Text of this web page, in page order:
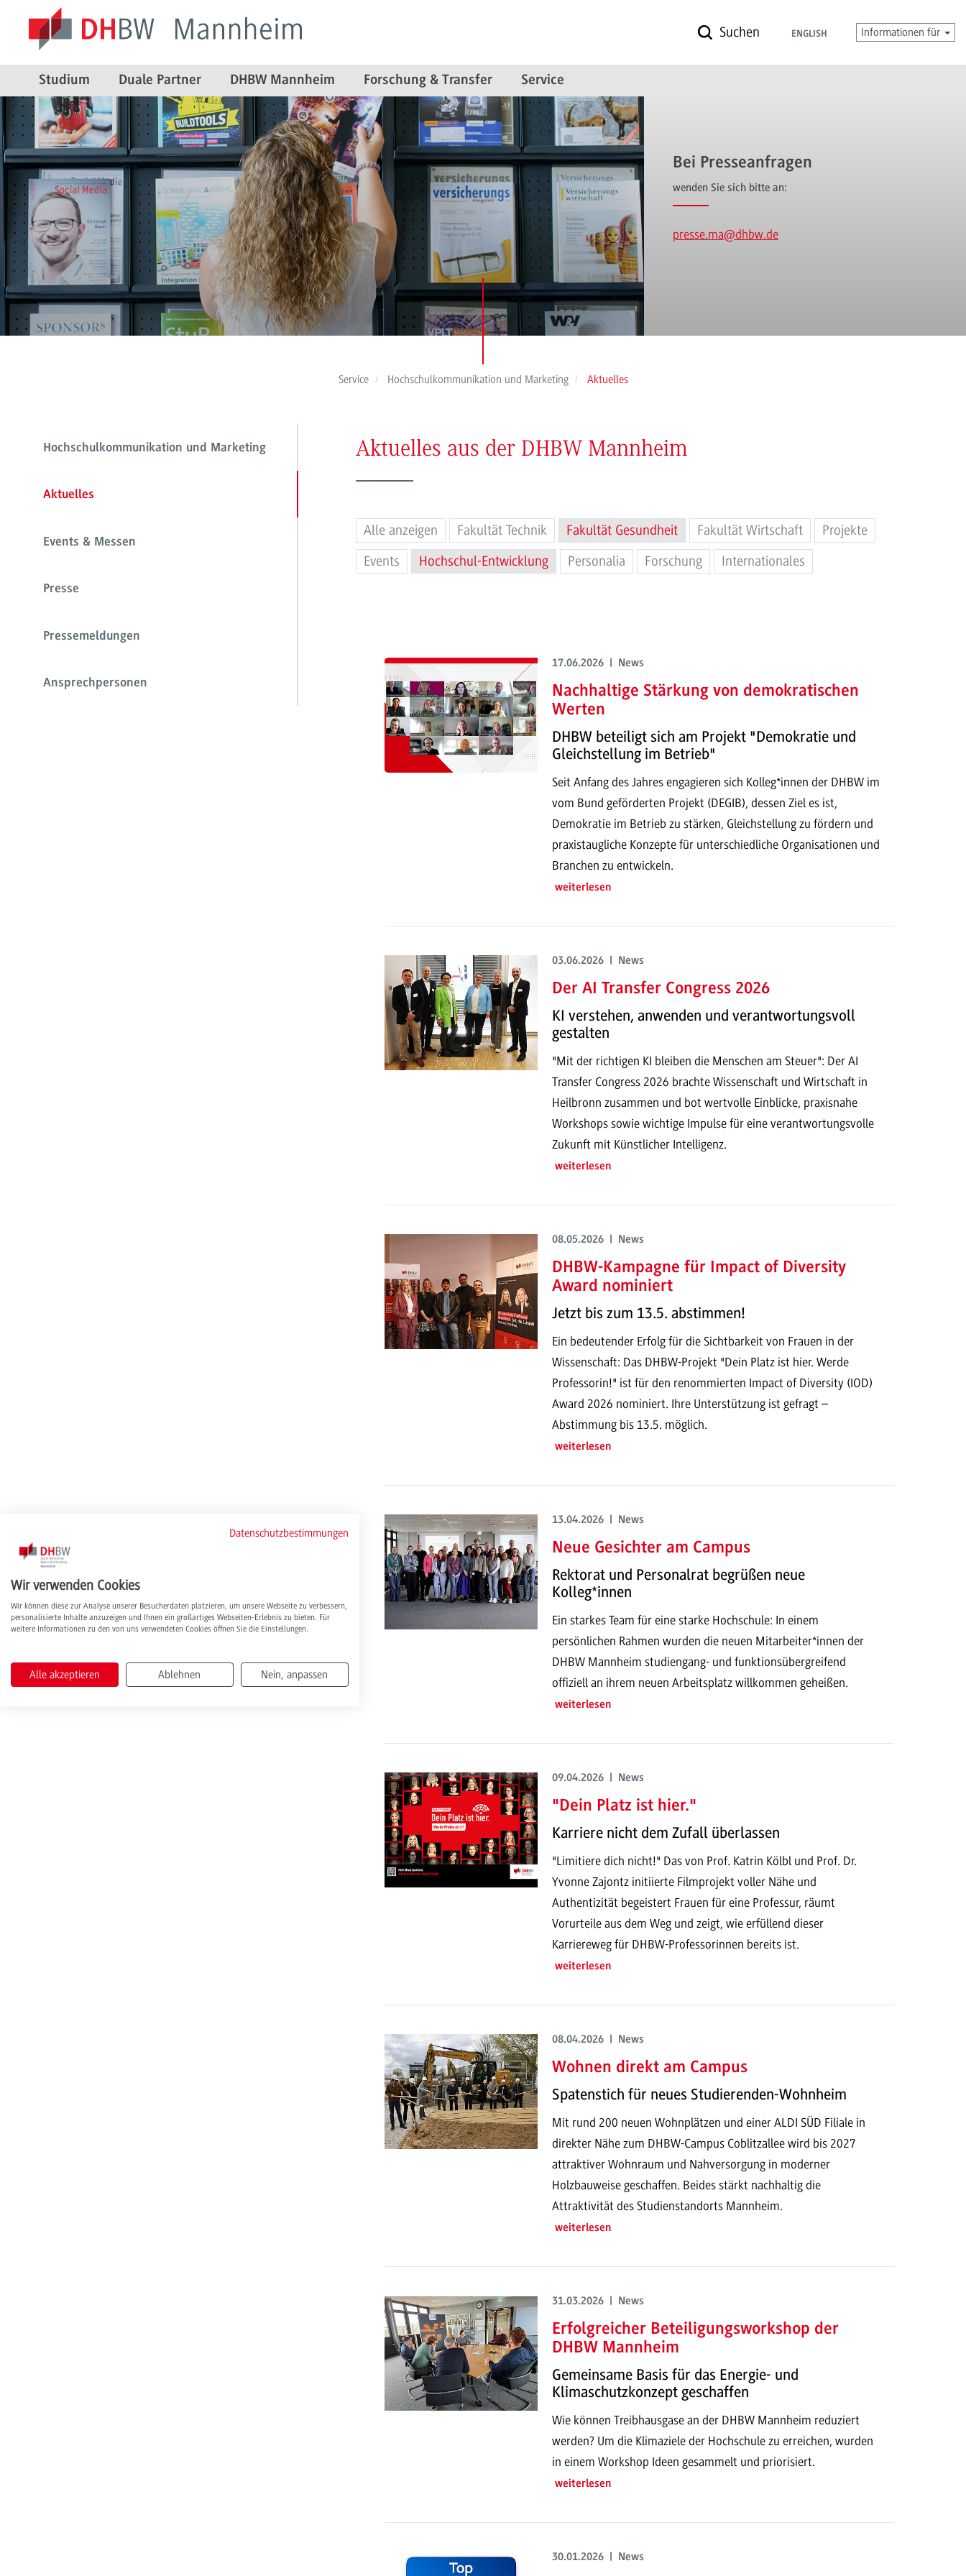
Suchen ENGLISH Informationen für
Studium Duale Partner DHBW Mannheim Forschung & Transfer Service
Bei Presseanfragen
wenden Sie sich bitte an:
presse.ma@dhbw.de
Service Hochschulkommunikation und Marketing Aktuelles
Hochschulkommunikation und Marketing
Aktuelles
Events & Messen
Presse
Pressemeldungen
Ansprechpersonen
Aktuelles aus der DHBW Mannheim
Alle anzeigen Fakultät Technik Fakultät Gesundheit Fakultät Wirtschaft
Projekte
Events
Hochschul-Entwicklung Personalia Forschung Internationales
17.06.2026 | News
Nachhaltige Stärkung von demokratischen
Werten
DHBW beteiligt sich am Projekt "Demokratie und
Gleichstellung im Betrieb"
Seit Anfang des Jahres engagieren sich Kolleg*innen der DHBW im
vom Bund geförderten Projekt (DEGIB), dessen Ziel es ist,
Demokratie im Betrieb zu stärken, Gleichstellung zu fördern und
praxistaugliche Konzepte für unterschiedliche Organisationen und
Branchen zu entwickeln.
weiterlesen
03.06.2026 | News
Der AI Transfer Congress 2026
KI verstehen, anwenden und verantwortungsvoll
gestalten
"Mit der richtigen KI bleiben die Menschen am Steuer": Der AI
Transfer Congress 2026 brachte Wissenschaft und Wirtschaft in
Heilbronn zusammen und bot wertvolle Einblicke, praxisnahe
Workshops sowie wichtige Impulse für eine verantwortungsvolle
Zukunft mit Künstlicher Intelligenz.
weiterlesen
08.05.2026 | News
DHBW-Kampagne für Impact of Diversity
Award nominiert
Jetzt bis zum 13.5. abstimmen!
Ein bedeutender Erfolg für die Sichtbarkeit von Frauen in der
Wissenschaft: Das DHBW-Projekt "Dein Platz ist hier. Werde
Professorin!" ist für den renommierten Impact of Diversity (IOD)
Award 2026 nominiert. Ihre Unterstützung ist gefragt –
Abstimmung bis 13.5. möglich.
weiterlesen
13.04.2026 | News
Neue Gesichter am Campus
Rektorat und Personalrat begrüßen neue
Kolleg*innen
Ein starkes Team für eine starke Hochschule: In einem
persönlichen Rahmen wurden die neuen Mitarbeiter*innen der
DHBW Mannheim studiengang- und funktionsübergreifend
offiziell an ihrem neuen Arbeitsplatz willkommen geheißen.
weiterlesen
09.04.2026 | News
"Dein Platz ist hier."
Karriere nicht dem Zufall überlassen
"Limitiere dich nicht!" Das von Prof. Katrin Kölbl und Prof. Dr.
Yvonne Zajontz initiierte Filmprojekt voller Nähe und
Authentizität begeistert Frauen für eine Professur, räumt
Vorurteile aus dem Weg und zeigt, wie erfüllend dieser
Karriereweg für DHBW-Professorinnen bereits ist.
weiterlesen
08.04.2026 | News
Wohnen direkt am Campus
Spatenstich für neues Studierenden-Wohnheim
Mit rund 200 neuen Wohnplätzen und einer ALDI SÜD Filiale in
direkter Nähe zum DHBW-Campus Coblitzallee wird bis 2027
attraktiver Wohnraum und Nahversorgung in moderner
Holzbauweise geschaffen. Beides stärkt nachhaltig die
Attraktivität des Studienstandorts Mannheim.
weiterlesen
31.03.2026 | News
Erfolgreicher Beteiligungsworkshop der
DHBW Mannheim
Gemeinsame Basis für das Energie- und
Klimaschutzkonzept geschaffen
Wie können Treibhausgase an der DHBW Mannheim reduziert
werden? Um die Klimaziele der Hochschule zu erreichen, wurden
in einem Workshop Ideen gesammelt und priorisiert.
weiterlesen
30.01.2026 | News
Datenschutzbestimmungen
Wir verwenden Cookies
Wir können diese zur Analyse unserer Besucherdaten platzieren, um unsere Webseite zu verbessern,
personalisierte Inhalte anzuzeigen und Ihnen ein großartiges Webseiten-Erlebnis zu bieten. Für
weitere Informationen zu den von uns verwendeten Cookies öffnen Sie die Einstellungen.
Alle akzeptieren Ablehnen Nein, anpassen